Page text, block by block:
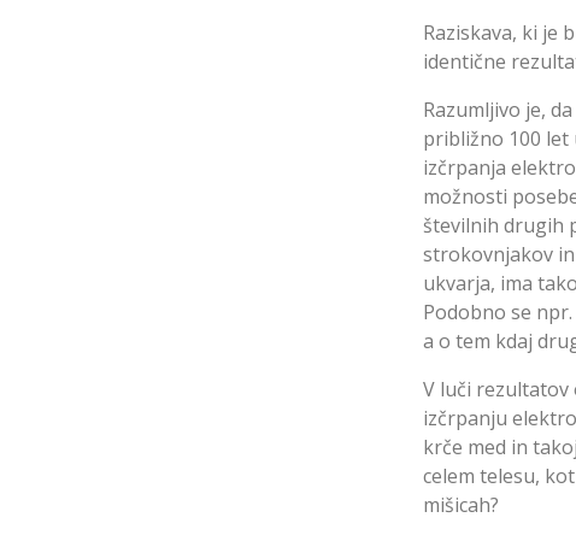
Raziskava, ki je
identične
Razumljivo je,
približno 100 let
izčrpanja
možnosti
številnih drugih
strokovnjakov
ukvarja, ima
Podobno se
a o tem kdaj
V luči rezultatov
izčrpanju
krče med in
celem telesu,
mišicah?